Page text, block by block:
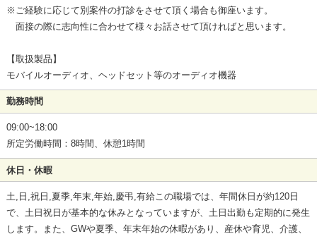
※ご経験に応じて別案件の打診をさせて頂く場合も御座います。
面接の際に志向性に合わせて様々お話させて頂ければと思います。
【取扱製品】
モバイルオーディオ、ヘッドセット等のオーディオ機器
勤務時間
09:00~18:00
所定労働時間：8時間、休憩1時間
休日・休暇
土,日,祝日,夏季,年末,年始,慶弔,有給この職場では、年間休日が約120日
で、土日祝日が基本的な休みとなっていますが、土日出勤も定期的に発生
します。また、GWや夏季、年末年始の休暇があり、産休や育児、介護、